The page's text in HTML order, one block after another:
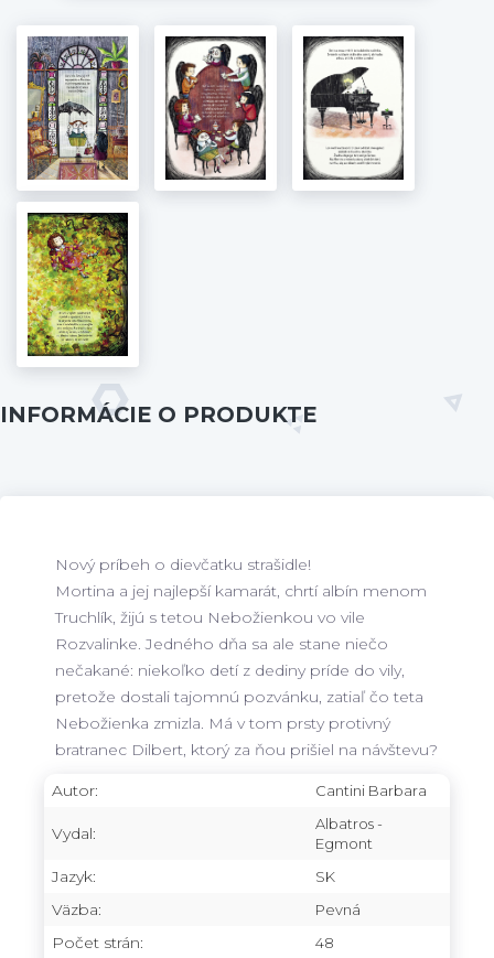
INFORMÁCIE O PRODUKTE
Nový príbeh o dievčatku strašidle!
Mortina a jej najlepší kamarát, chrtí albín menom
Truchlík, žijú s tetou Nebožienkou vo vile
Rozvalinke. Jedného dňa sa ale stane niečo
nečakané: niekoľko detí z dediny príde do vily,
pretože dostali tajomnú pozvánku, zatiaľ čo teta
Nebožienka zmizla. Má v tom prsty protivný
bratranec Dilbert, ktorý za ňou prišiel na návštevu?
Autor: Cantini Barbara
Vydal:
Albatros -
Egmont
Jazyk: SK
Väzba: Pevná
Počet strán: 48